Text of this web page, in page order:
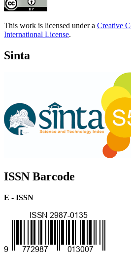
This work is licensed under a Creative
International License.
Sinta
ISSN Barcode
E - ISSN